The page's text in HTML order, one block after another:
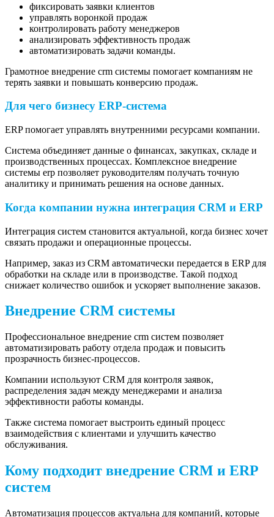
фиксировать заявки клиентов
управлять воронкой продаж
контролировать работу менеджеров
анализировать эффективность продаж
автоматизировать задачи команды.
Грамотное внедрение crm системы помогает компаниям не
терять заявки и повышать конверсию продаж.
Для чего бизнесу ERP-система
ERP помогает управлять внутренними ресурсами компании.
Система объединяет данные о финансах, закупках, складе и
производственных процессах. Комплексное внедрение
системы erp позволяет руководителям получать точную
аналитику и принимать решения на основе данных.
Когда компании нужна интеграция CRM и ERP
Интеграция систем становится актуальной, когда бизнес хочет
связать продажи и операционные процессы.
Например, заказ из CRM автоматически передается в ERP для
обработки на складе или в производстве. Такой подход
снижает количество ошибок и ускоряет выполнение заказов.
Внедрение CRM системы
Профессиональное внедрение crm систем позволяет
автоматизировать работу отдела продаж и повысить
прозрачность бизнес-процессов.
Компании используют CRM для контроля заявок,
распределения задач между менеджерами и анализа
эффективности работы команды.
Также система помогает выстроить единый процесс
взаимодействия с клиентами и улучшить качество
обслуживания.
Кому подходит внедрение CRM и ERP
систем
Автоматизация процессов актуальна для компаний, которые